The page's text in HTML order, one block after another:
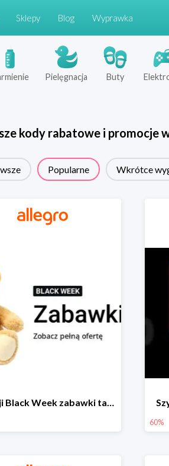
Sklepy Blog Wyprawka
Pielęgnacja Buty
kody rabatowe i promocje
Popularne Wkrótce
Z okazji Black Week zabawki taniej na allegro.pl
60%